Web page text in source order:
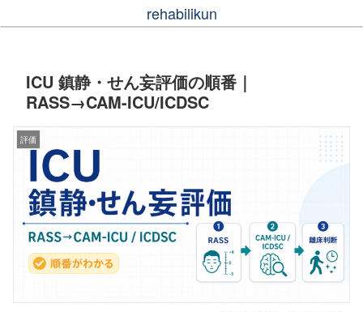
rehabilikun
ICU 鎮静・せん妄評価の順番｜
RASS→CAM-ICU/ICDSC
評価